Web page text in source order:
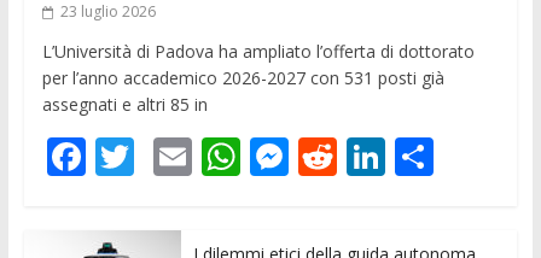
23 luglio 2026
L’Università di Padova ha ampliato l’offerta di dottorato
per l’anno accademico 2026-2027 con 531 posti già
assegnati e altri 85 in
F
e
T
itt
E
ai
W M
ss
R Li C